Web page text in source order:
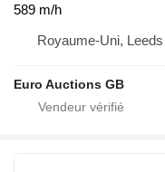
589 m/h
Royaume-Uni, Leeds
Euro Auctions GB